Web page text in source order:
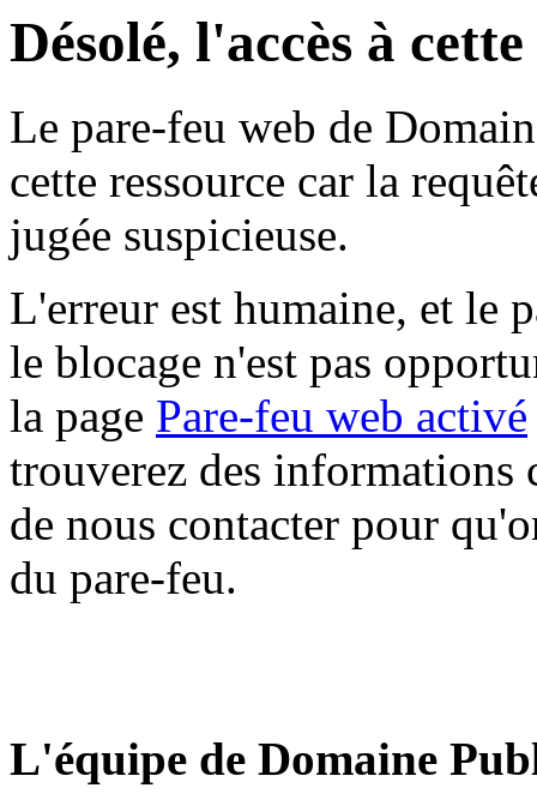
Désolé, l'accès à
Le pare-feu web de
cette ressource car la
jugée suspicieuse.
L'erreur est humaine, et le
le blocage n'est pas
la page Pare-feu web activé
trouverez des informations
de nous contacter pour
du pare-feu.
L'équipe de Domaine